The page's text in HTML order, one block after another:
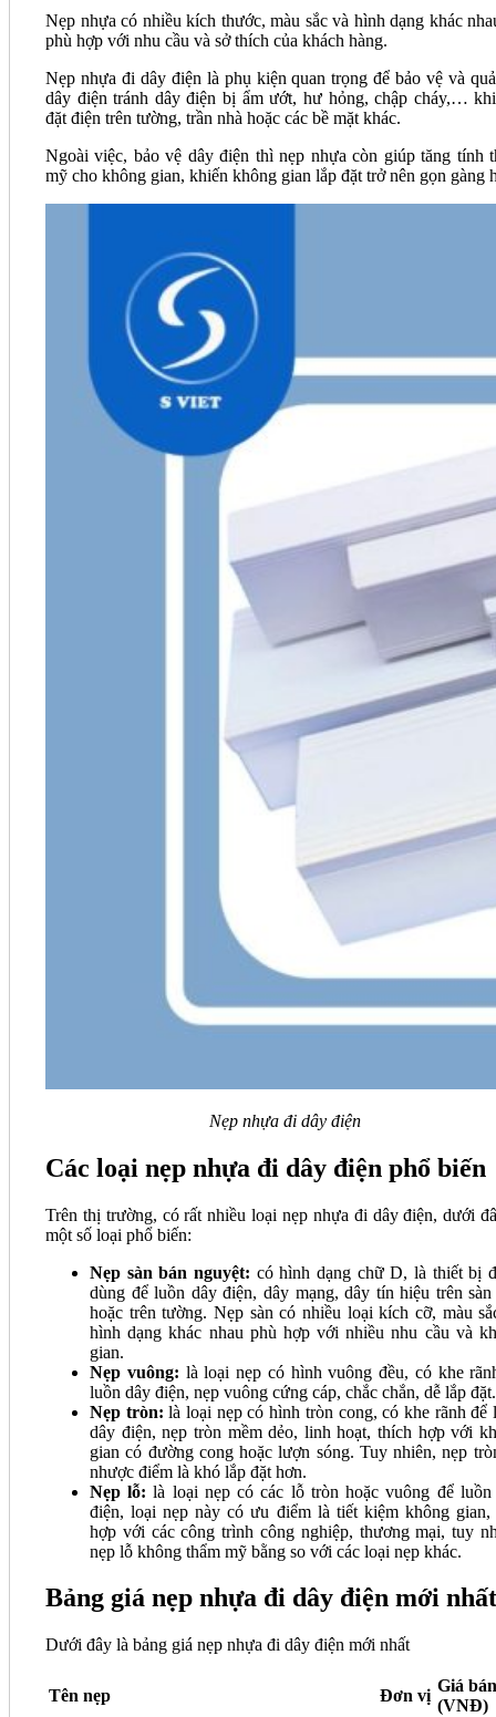
Nẹp nhựa có nhiều kích thước, màu sắc và hình dạng khác
phù hợp với nhu cầu và sở thích của khách hàng.
Nẹp nhựa đi dây điện là phụ kiện quan trọng để bảo vệ và
dây điện tránh dây điện bị ẩm ướt, hư hỏng, chập cháy,…
đặt điện trên tường, trần nhà hoặc các bề mặt khác.
Ngoài việc, bảo vệ dây điện thì nẹp nhựa còn giúp tăng tính
mỹ cho không gian, khiến không gian lắp đặt trở nên gọn gàng
Nẹp nhựa đi dây điện
Các loại nẹp nhựa đi dây điện phổ biến
Trên thị trường, có rất nhiều loại nẹp nhựa đi dây điện, dưới
một số loại phổ biến:
Nẹp sàn bán nguyệt: có hình dạng chữ D, là thiết bị
dùng để luồn dây điện, dây mạng, dây tín hiệu trên sàn
hoặc trên tường. Nẹp sàn có nhiều loại kích cỡ, màu
hình dạng khác nhau phù hợp với nhiều nhu cầu và
gian.
Nẹp vuông: là loại nẹp có hình vuông đều, có khe
luồn dây điện, nẹp vuông cứng cáp, chắc chắn, dễ lắp đặt.
Nẹp tròn: là loại nẹp có hình tròn cong, có khe rãnh để
dây điện, nẹp tròn mềm dẻo, linh hoạt, thích hợp với
gian có đường cong hoặc lượn sóng. Tuy nhiên, nẹp
nhược điểm là khó lắp đặt hơn.
Nẹp lỗ:là loại nẹp có các lỗ tròn hoặc vuông để luồn
điện, loại nẹp này có ưu điểm là tiết kiệm không gian,
hợp với các công trình công nghiệp, thương mại, tuy
nẹp lỗ không thẩm mỹ bằng so với các loại nẹp khác.
Bảng giá nẹp nhựa đi dây điện mới nhất
Dưới đây là bảng giá nẹp nhựa đi dây điện mới nhất
Tên nẹp Đơn vị
Giá bán
(VNĐ)